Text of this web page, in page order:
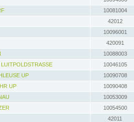
10081004
42012
10096001
420091
10088003
10046105
UP
10090708
UP
10090408
10053009
10054500
42011